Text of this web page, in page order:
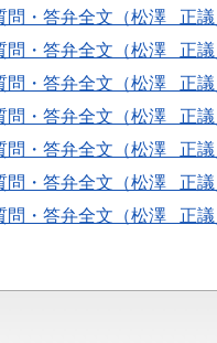
・答弁全文（松澤 正議
・答弁全文（松澤 正議
・答弁全文（松澤 正議
・答弁全文（松澤 正議
・答弁全文（松澤 正議
・答弁全文（松澤 正議
・答弁全文（松澤 正議